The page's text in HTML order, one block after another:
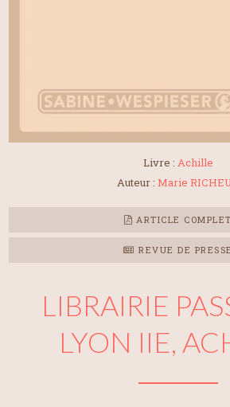
Livre : Achille
Auteur : Marie
ARTICLE COMPLET
REVUE DE PRESSE
LIBRAIRIE
LYON IIE,